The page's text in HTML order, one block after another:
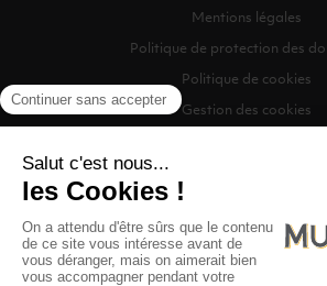
Mentions légales
Politique de protection des
Politique de cookies
Gestion des cookies
©2026 Munhowen Drinx / Tous
Digitalised by